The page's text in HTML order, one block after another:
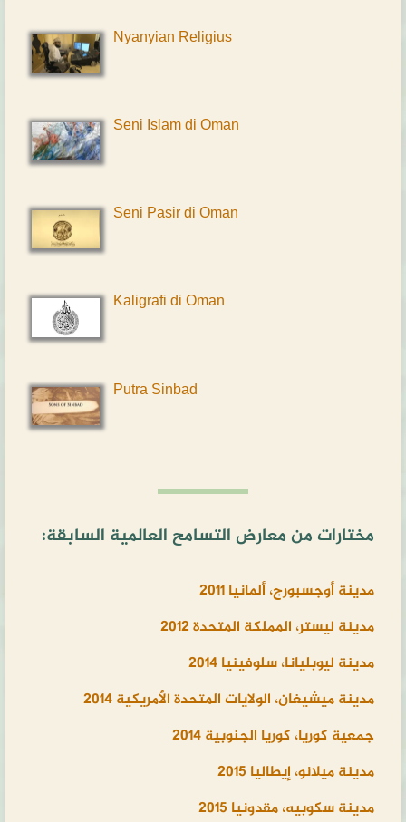
Nyanyian Religius
Seni Islam di Oman
Seni Pasir di Oman
Kaligrafi di Oman
Putra Sinbad
مختارات من معارض التسامح العالمية السابقة:
مدينة أوجسبورج، ألمانيا 2011
مدينة ليستر، المملكة المتحدة 2012
مدينة ليوبليانا، سلوفينيا 2014
مدينة ميشيغان، الولايات المتحدة الأمريكية 2014
جمعية كوريا، كوريا الجنوبية 2014
مدينة ميلانو، إيطاليا 2015
مدينة سكوبيه، مقدونيا 2015